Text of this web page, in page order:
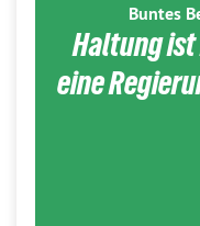
Buntes
Haltung
eine